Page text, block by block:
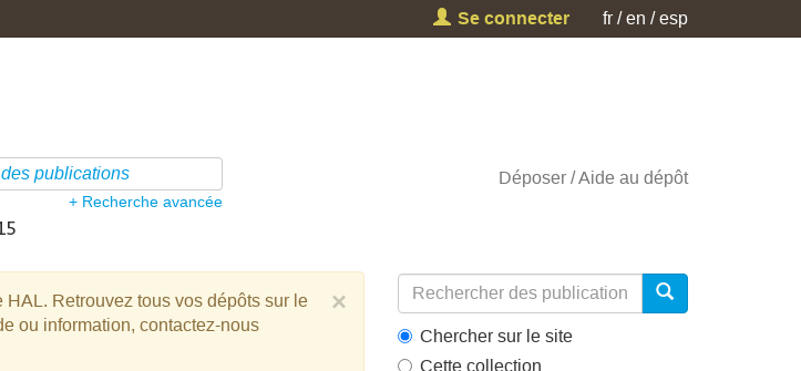
Se connecter fr en esp
+ Recherche avancée
Déposer Aide au dépôt
×
Retrouvez tous vos dépôts sur le
ou information, contactez-nous
Chercher sur le site
Cette collection